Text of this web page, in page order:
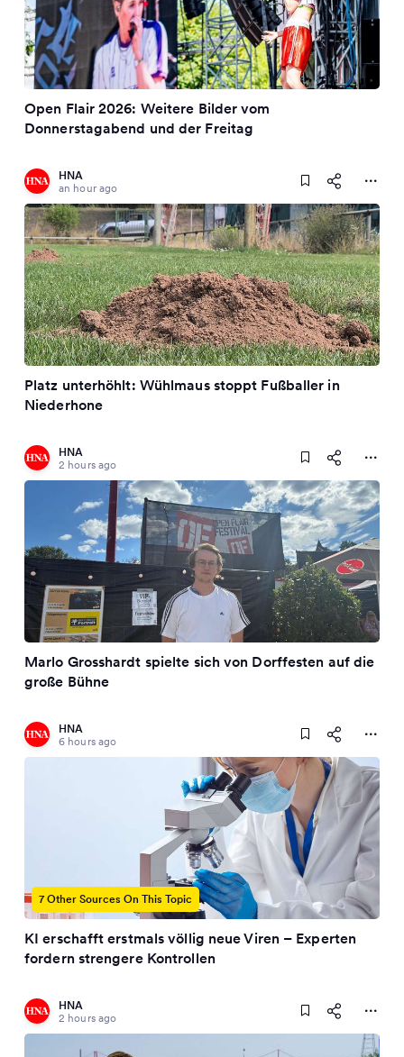
Open Flair 2026: Weitere Bilder vom
Donnerstagabend und der Freitag
HNA
an hour ago
Platz unterhöhlt: Wühlmaus stoppt Fußballer in
Niederhone
HNA
2 hours ago
Marlo Grosshardt spielte sich von Dorffesten auf die
große Bühne
HNA
6 hours ago
7 Other Sources On This Topic
KI erschafft erstmals völlig neue Viren – Experten
fordern strengere Kontrollen
HNA
2 hours ago